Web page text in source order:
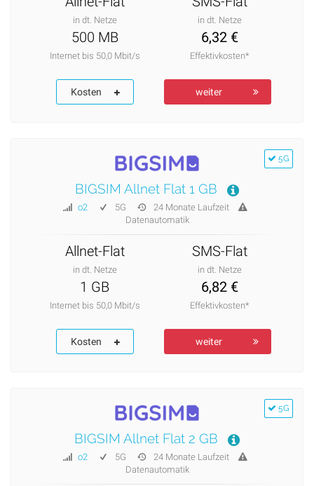
in dt. Netze in dt. Netze
500 MB
Internet bis 50,0 Mbit/s
6,32 €
Effektivkosten*
Kosten weiter
5G
BIGSIM Allnet Flat 1 GB
o2 5G
24 Monate Laufzeit
Datenautomatik
Allnet-Flat
in dt. Netze
SMS-Flat
in dt. Netze
1 GB
Internet bis 50,0 Mbit/s
6,82 €
Effektivkosten*
Kosten weiter
5G
BIGSIM Allnet Flat 2 GB
o2 5G
24 Monate Laufzeit
Datenautomatik